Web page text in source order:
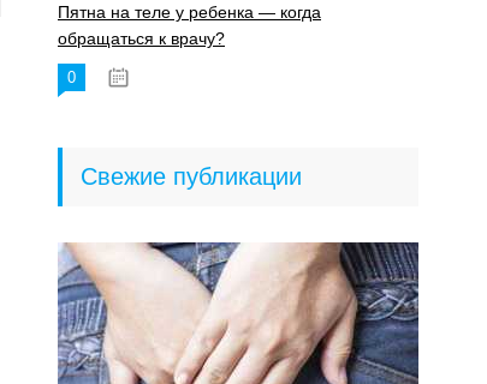
Пятна на теле у ребенка — когда
обращаться к врачу?
0
Свежие публикации